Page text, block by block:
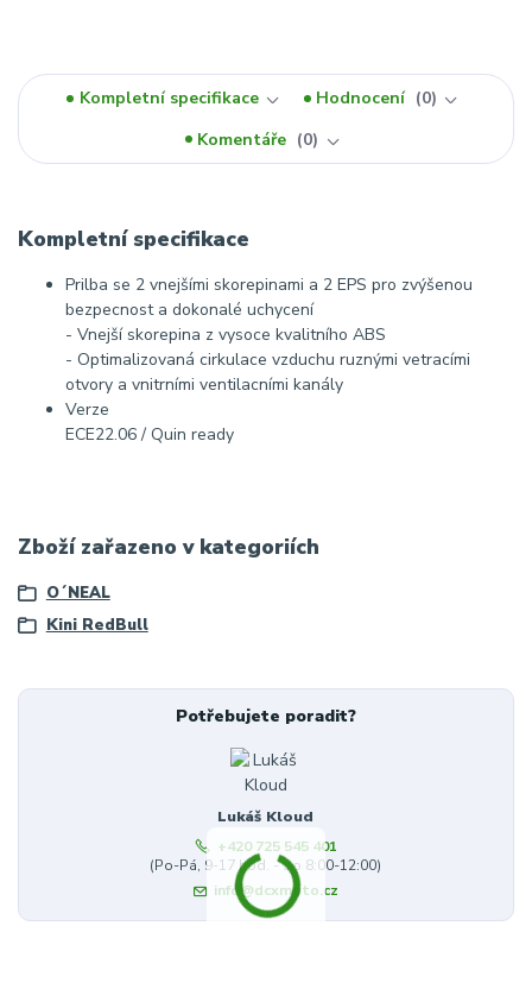
Kompletní specifikace Hodnocení
0
Komentáře
0
Kompletní specifikace
Prilba se 2 vnejšími skorepinami a 2 EPS pro zvýšenou
bezpecnost a dokonalé uchycení
- Vnejší skorepina z vysoce kvalitního ABS
- Optimalizovaná cirkulace vzduchu ruznými vetracími
otvory a vnitrními ventilacními kanály
Verze
ECE22.06 / Quin ready
Zboží zařazeno v kategoriích
O´NEAL
Kini RedBull
Potřebujete poradit?
Lukáš Kloud
+420 725 545 401
(Po-Pá, 9-17 hod. - So 8:00-12:00)
info@dcxmoto.cz